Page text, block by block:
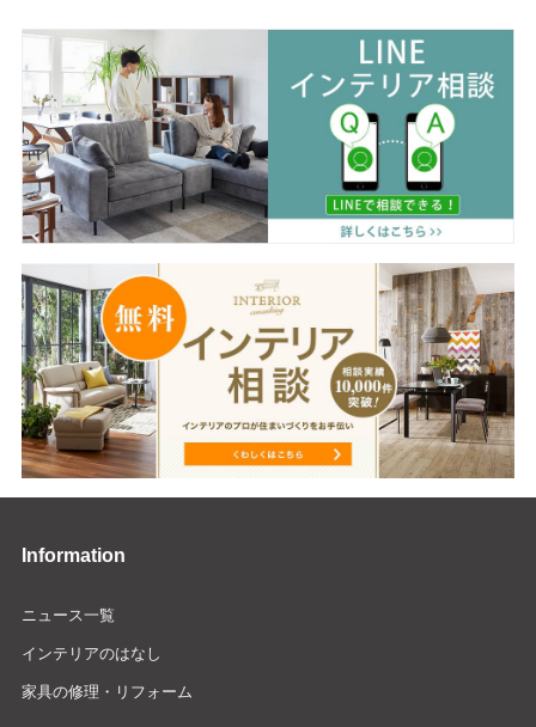
Information
ニュース一覧
インテリアのはなし
家具の修理・リフォーム